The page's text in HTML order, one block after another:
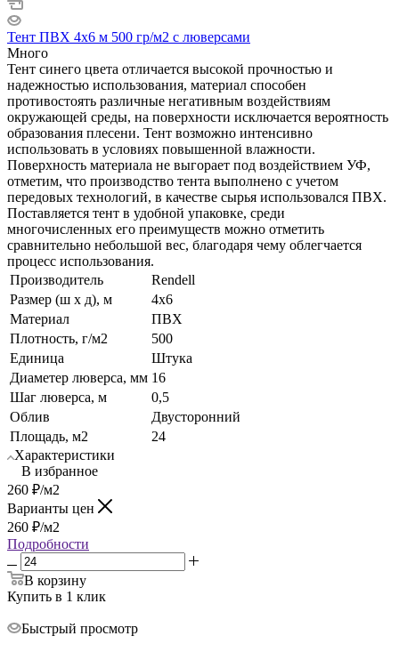
Тент ПВХ 4x6 м 500 гр/м2 с люверсами
Много
Тент синего цвета отличается высокой прочностью и
надежностью использования, материал способен
противостоять различные негативным воздействиям
окружающей среды, на поверхности исключается вероятность
образования плесени. Тент возможно интенсивно
использовать в условиях повышенной влажности.
Поверхность материала не выгорает под воздействием УФ,
отметим, что производство тента выполнено с учетом
передовых технологий, в качестве сырья использовался ПВХ.
Поставляется тент в удобной упаковке, среди
многочисленных его преимуществ можно отметить
сравнительно небольшой вес, благодаря чему облегчается
процесс использования.
Производитель
Rendell
Размер (ш х д), м
4х6
Материал
ПВХ
Плотность, г/м2
500
Единица
Штука
Диаметер люверса, мм 16
Шаг люверса, м
0,5
Облив
Двусторонний
Площадь, м2
24
Характеристики
В избранное
260 ₽/м2
Варианты цен
260 ₽/м2
Подробности
В корзину
Купить в 1 клик
Быстрый просмотр